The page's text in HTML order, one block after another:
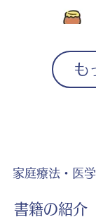
も
家庭療法・医学
書籍の紹介